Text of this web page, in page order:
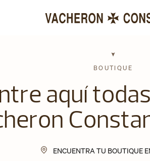
BOUTIQUE
aquí
ENCUENTRA TU BOUTIQUE